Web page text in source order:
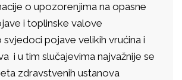
o upozorenjima na opasne
i toplinske valove
pojave velikih vrućina i
i u tim slučajevima najvažnije se
zdravstvenih ustanova